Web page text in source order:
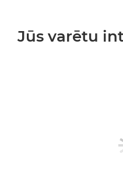
Jūs varētu